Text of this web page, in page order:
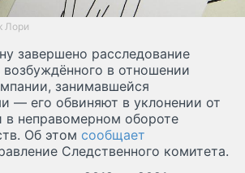
Лори
завершено расследование
возбуждённого в отношении
занимавшейся
— его обвиняют в уклонении от
в неправомерном обороте
Об этом сообщает
Следственного комитета.